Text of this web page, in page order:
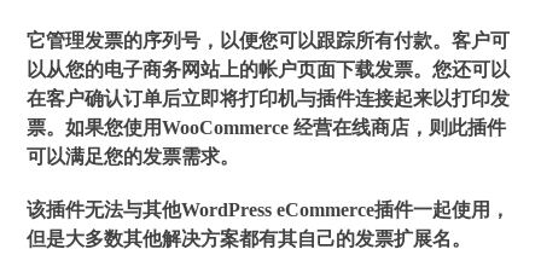
它管理发票的序列号，以便您可以跟踪所有付款。客户可
以从您的电子商务网站上的帐户页面下载发票。您还可以
在客户确认订单后立即将打印机与插件连接起来以打印发
票。如果您使用WooCommerce 经营在线商店，则此插件
可以满足您的发票需求。
该插件无法与其他WordPress eCommerce插件一起使用，
但是大多数其他解决方案都有其自己的发票扩展名。